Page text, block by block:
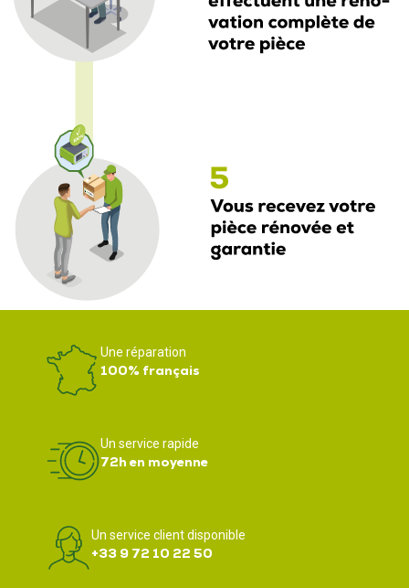
Une réparation
100% français
Un service rapide
72h en moyenne
Un service client disponible
+33 9 72 10 22 50